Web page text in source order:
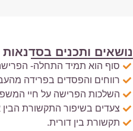
נושאים ותכנים
סוף הוא תמיד התחלה-
רווחים והפסדים בפרידה
השלכות הפרישה על חיי
צעדים בשיפור התקשורת הבין
תקשורת בין דורית.